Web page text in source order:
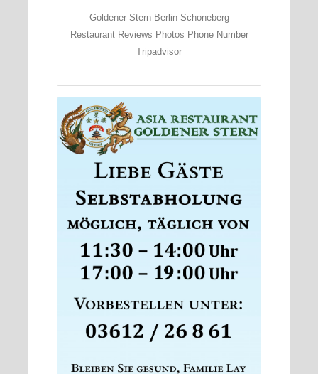
Goldener Stern Berlin Schoneberg
Restaurant Reviews Photos Phone Number
Tripadvisor